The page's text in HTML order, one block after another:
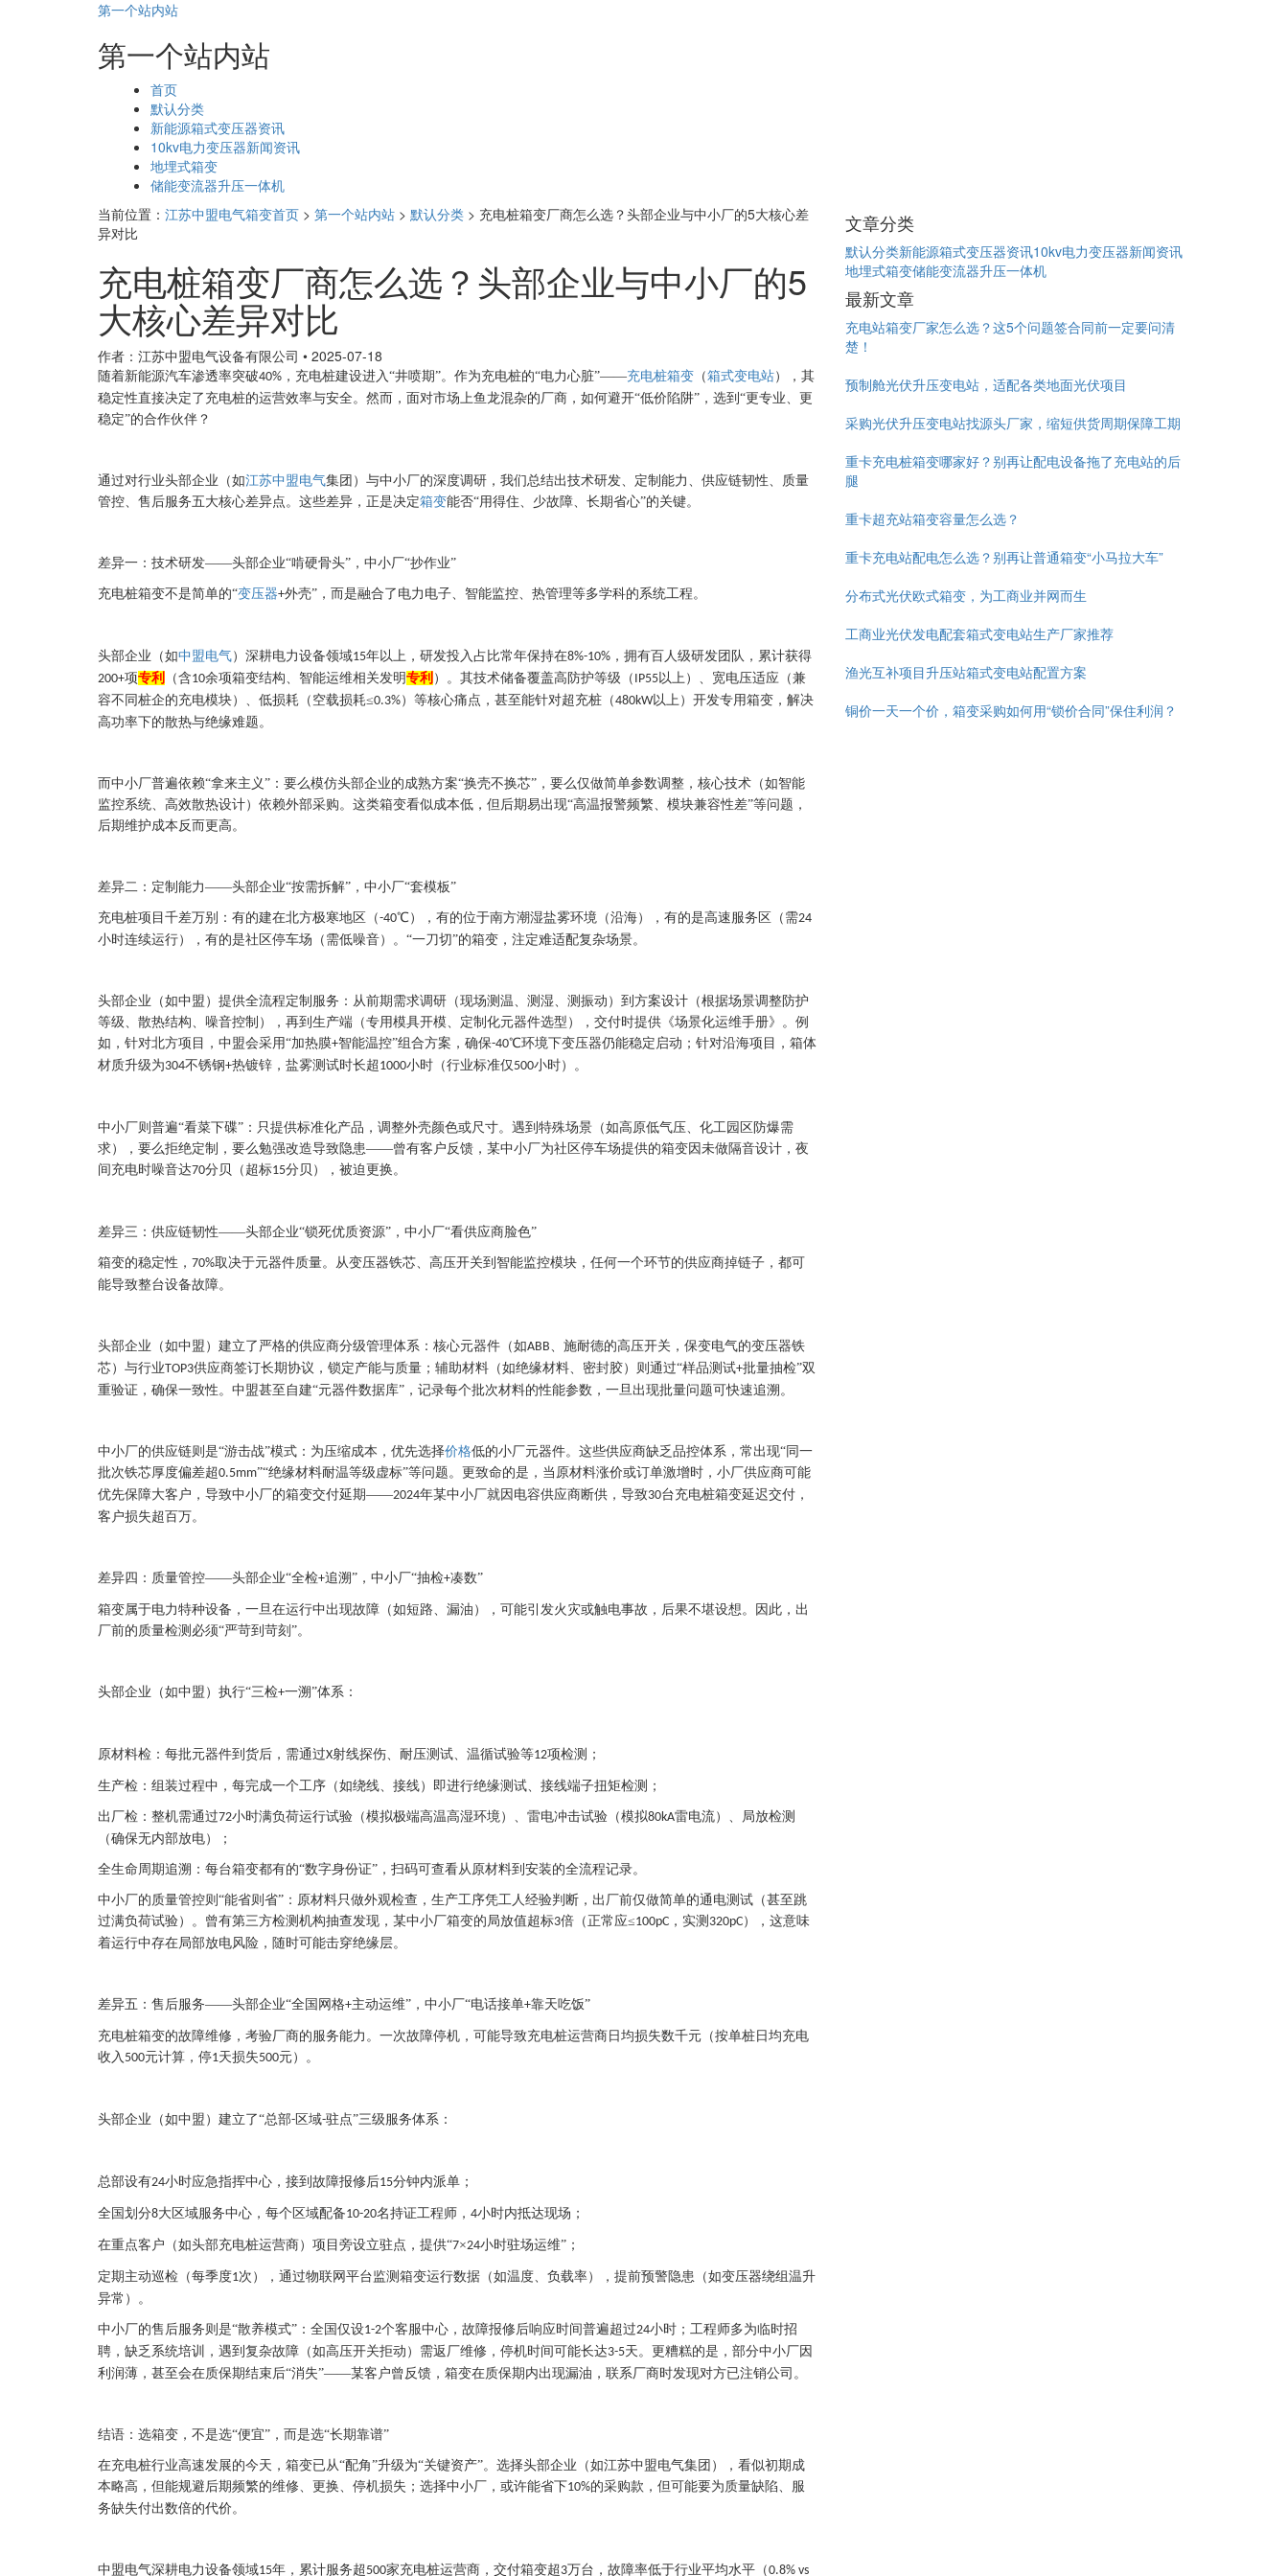
第一个站内站
第一个站内站
首页
默认分类
新能源箱式变压器资讯
10kv电力变压器新闻资讯
地埋式箱变
储能变流器升压一体机
当前位置： 江苏中盟电气箱变首页 > 第一个站内站 > 默认分类 > 充电桩箱变厂商怎么选？头部企业与中小厂的5大核心差
异对比
充电桩箱变厂商怎么选？头部企业与中小厂的5
大核心差异对比
作者：江苏中盟电气设备有限公司 • 2025-07-18
随着新能源汽车渗透率突破40% ，充电桩建设进入“井喷期”。作为充电桩的“电力心脏”——充电桩箱变 （箱式变电站），其
稳定性直接决定了充电桩的运营效率与安全。然而，面对市场上鱼龙混杂的厂商，如何避开“低价陷阱”，选到“更专业、更
稳定”的合作伙伴？
通过对行业头部企业（如江苏中盟电气集团）与中小厂的深度调研，我们总结出技术研发、定制能力、供应链韧性、质量
管控、售后服务五大核心差异点。这些差异，正是决定箱变能否“用得住、少故障、长期省心”的关键。
差异一：技术研发——头部企业“啃硬骨头”，中小厂“抄作业”
充电桩箱变不是简单的“变压器+外壳”，而是融合了电力电子、智能监控、热管理等多学科的系统工程。
头部企业（如中盟电气）深耕电力设备领域15年以上，研发投入占比常年保持在8%-10% ，拥有百人级研发团队，累计获得
200+项专利 （含10余项箱变结构、智能运维相关发明专利 ）。其技术储备覆盖高防护等级（ IP55以上）、宽电压适应（兼
容不同桩企的充电模块）、低损耗（空载损耗≤0.3%）等核心痛点，甚至能针对超充桩（480kW以上）开发专用箱变，解决
高功率下的散热与绝缘难题。
而中小厂普遍依赖“拿来主义”：要么模仿头部企业的成熟方案“换壳不换芯”，要么仅做简单参数调整，核心技术（如智能
监控系统、高效散热设计）依赖外部采购。这类箱变看似成本低，但后期易出现“高温报警频繁、模块兼容性差”等问题，
后期维护成本反而更高。
差异二：定制能力——头部企业“按需拆解”，中小厂“套模板”
充电桩项目千差万别：有的建在北方极寒地区（-40℃），有的位于南方潮湿盐雾环境（沿海），有的是高速服务区（需24
小时连续运行），有的是社区停车场（需低噪音）。“一刀切”的箱变，注定难适配复杂场景。
头部企业（如中盟）提供全流程定制服务：从前期需求调研（现场测温、测湿、测振动）到方案设计（根据场景调整防护
等级、散热结构、噪音控制），再到生产端（专用模具开模、定制化元器件选型），交付时提供《场景化运维手册》。例
如，针对北方项目，中盟会采用“加热膜+智能温控”组合方案，确保-40℃环境下变压器仍能稳定启动；针对沿海项目，箱体
材质升级为304不锈钢+热镀锌，盐雾测试时长超 1000小时（行业标准仅 500小时）。
中小厂则普遍“看菜下碟”：只提供标准化产品，调整外壳颜色或尺寸。遇到特殊场景（如高原低气压、化工园区防爆需
求），要么拒绝定制，要么勉强改造导致隐患——曾有客户反馈，某中小厂为社区停车场提供的箱变因未做隔音设计，夜
间充电时噪音达70分贝（超标15分贝），被迫更换。
差异三：供应链韧性——头部企业“锁死优质资源”，中小厂“看供应商脸色”
箱变的稳定性， 70%取决于元器件质量。从变压器铁芯、高压开关到智能监控模块，任何一个环节的供应商掉链子，都可
能导致整台设备故障。
头部企业（如中盟）建立了 严格的供应商分级管理体系：核心元器件（如ABB、施耐德的高压开关，保变电气的变压器铁
芯）与行业TOP3供应商签订长期协议，锁定产能与质量；辅助材料（如绝缘材料、密封胶）则通过“样品测试+批量抽检”双
重验证，确保一致性。中盟甚至自建“元器件数据库”，记录每个批次材料的性能参数，一旦出现批量问题可快速追溯。
中小厂的供应链则是“游击战”模式：为压缩成本，优先选择价格低的小厂元器件。这些供应商缺乏品控体系，常出现“同一
批次铁芯厚度偏差超0.5mm”“绝缘材料耐温等级虚标”等问题。更致命的是，当原材料涨价或订单激增时，小厂供应商可能
优先保障大客户，导致中小厂的箱变交付延期——2024年某中小厂就因电容供应商断供，导致30台充电桩箱变延迟交付，
客户损失超百万。
差异四：质量管控——头部企业“全检+追溯”，中小厂“抽检+凑数”
箱变属于电力特种设备，一旦在运行中出现故障（如短路、漏油），可能引发火灾或触电事故，后果不堪设想。因此， 出
厂前的质量检测必须“严苛到苛刻”。
头部企业（如中盟）执行“三检+一溯”体系：
原材料检：每批元器件到货后，需通过X射线探伤、耐压测试、温循试验等12项检测；
生产检：组装过程中，每完成一个工序（如绕线、接线）即进行绝缘测试、接线端子扭矩检测；
出厂检：整机需通过72小时满负荷运行试验（模拟极端高温高湿环境）、雷电冲击试验（模拟80kA雷电流）、局放检测
（确保无内部放电）；
全生命周期追溯：每台箱变都有的“数字身份证”，扫码可查看从原材料到安装的全流程记录。
中小厂的质量管控则 “能省则省”：原材料只做外观检查，生产工序凭工人经验判断，出厂前仅做简单的通电测试（甚至跳
过满负荷试验）。曾有第三方检测机构抽查发现，某中小厂箱变的局放值超标3倍（正常应≤100pC ，实测 320pC），这意味
着运行中存在局部放电风险，随时可能击穿绝缘层。
差异五：售后服务——头部企业“全国网格+主动运维”，中小厂“电话接单+靠天吃饭”
充电桩箱变的故障维修，考验厂商的服务能力。一次故障停机，可能导致充电桩运营商日均损失数千元（按单桩日均充电
收入 500元计算，停1天损失500元）。
头部企业（如中盟）建立了“总部- 区域-驻点”三级服务体系：
总部设有24小时应急指挥中心，接到故障报修后15分钟内派单；
全国划分8大区域服务中心，每个区域配备10-20名持证工程师， 4小时内抵达现场；
在重点客户（如头部充电桩运营商）项目旁设立驻点，提供“7×24小时驻场运维”；
定期主动巡检（每季度1次），通过物联网平台监测箱变运行数据（如温度、负载率），提前预警隐患（如变压器绕组温升
异常）。
中小厂的售后服务则是“散养模式”：全国仅设1-2个客服中心，故障报修后响应时间普遍超过24小时；工程师多为临时招
聘，缺乏系统培训，遇到复杂故障（如高压开关拒动）需返厂维修，停机时间可能长达3-5天。更糟糕的是，部分中小厂因
利润薄，甚至会在质保期结束后“消失”——某客户曾反馈，箱变在质保期内出现漏油，联系厂商时发现对方已注销公司。
结语：选箱变，不是选“便宜”，而是选“长期靠谱”
在充电桩行业高速发展的今天，箱变已从“配角”升级为“关键资产”。选择头部企业（如江苏中盟电气集团），看似初期成
本略高，但能规避后期频繁的维修、更换、停机损失；选择中小厂，或许能省下10%的采购款，但可能要为质量缺陷、服
务缺失付出数倍的代价。
中盟电气深耕电力设备领域15年，累计服务超 500家充电桩运营商，交付箱变超 3万台，故障率低于行业平均水平（0.8% vs
文章分类
默认分类新能源箱式变压器资讯10kv电力变压器新闻资讯
地埋式箱变储能变流器升压一体机
最新文章
充电站箱变厂家怎么选？这5个问题签合同前一定要问清
楚！
预制舱光伏升压变电站，适配各类地面光伏项目
采购光伏升压变电站找源头厂家，缩短供货周期保障工期
重卡充电桩箱变哪家好？别再让配电设备拖了充电站的后
腿
重卡超充站箱变容量怎么选？
重卡充电站配电怎么选？别再让普通箱变“小马拉大车”
分布式光伏欧式箱变，为工商业并网而生
工商业光伏发电配套箱式变电站生产厂家推荐
渔光互补项目升压站箱式变电站配置方案
铜价一天一个价，箱变采购如何用“锁价合同”保住利润？